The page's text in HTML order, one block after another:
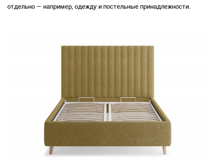
отдельно — например, одежду и постельные принадлежности.